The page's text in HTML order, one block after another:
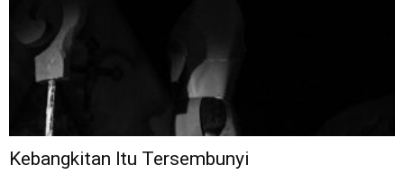
Kebangkitan Itu Tersembunyi